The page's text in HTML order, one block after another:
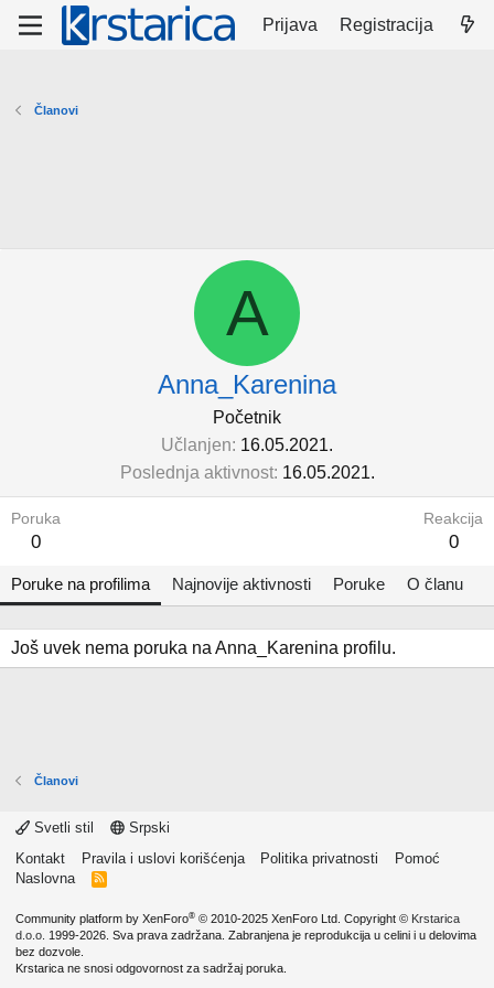
Prijava Registracija
Članovi
A
Anna_Karenina
Početnik
Učlanjen 16.05.2021.
Poslednja aktivnost 16.05.2021.
Poruka
0
Reakcija
0
Poruke na profilima Najnovije aktivnosti Poruke O članu
Još uvek nema poruka na Anna_Karenina profilu.
Članovi
Svetli stil
Srpski
Kontakt
Pravila i uslovi korišćenja Politika privatnosti
Pomoć
Naslovna
R
Community platform by XenForo® © 2010-2025 XenForo Ltd. Copyright © Krstarica
d.o.o. 1999-2026. Sva prava zadržana. Zabranjena je reprodukcija u celini i u delovima
bez dozvole.
Krstarica ne snosi odgovornost za sadržaj poruka.